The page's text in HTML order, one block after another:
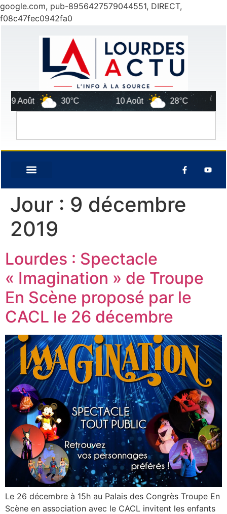
google.com, pub-8956427579044551, DIRECT,
f08c47fec0942fa0
30°C 10 Août 28°C 11 Août
Jour : 9 décembre
2019
Lourdes : Spectacle
« Imagination » de Troupe
En Scène proposé par le
CACL le 26 décembre
Le 26 décembre à 15h au Palais des Congrès Troupe En
Scène en association avec le CACL invitent les enfants